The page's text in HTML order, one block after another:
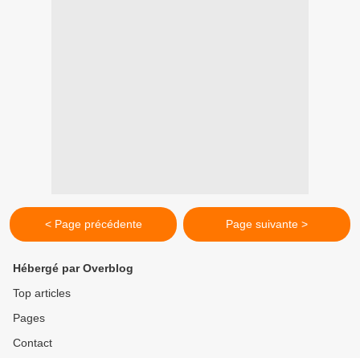
< Page précédente Page suivante >
Hébergé par Overblog
Top articles
Pages
Contact